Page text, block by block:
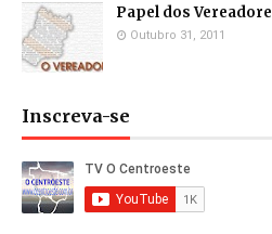
Papel dos
Outubro 31, 2011
Inscreva-se